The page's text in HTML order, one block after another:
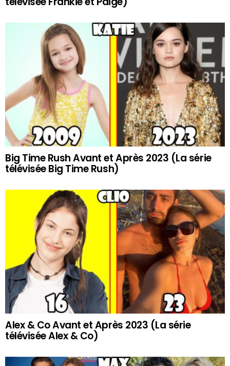
Big Time Rush Avant et Après 2023 (La série
télévisée Big Time Rush)
Alex & Co Avant et Après 2023 (La série
télévisée Alex & Co)